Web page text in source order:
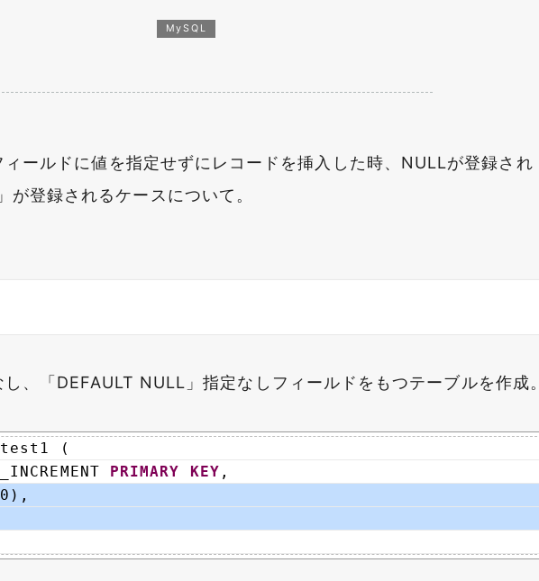
MySQL
ィールドに値を指定せずにレコードを挿入した時、NULLが登録され
が登録されるケースについて。
、「DEFAULT NULL」指定なしフィールドをもつテーブルを作成。
test1 (
PRIMARY KEY ,